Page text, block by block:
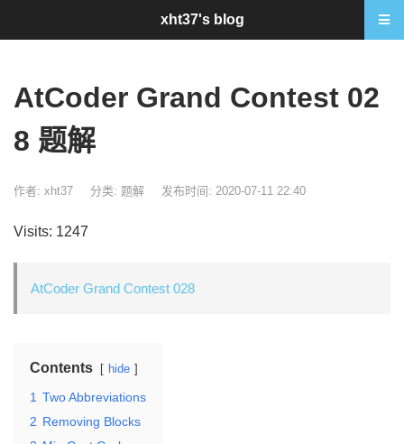
AtCoder Grand Contest 02
8 题解
作者: xht37 分类: 题解 发布时间: 2020-07-11 22:40
Visits: 1247
AtCoder Grand Contest 028
Contents hide
1 Two Abbreviations
2 Removing Blocks
xht37's blog